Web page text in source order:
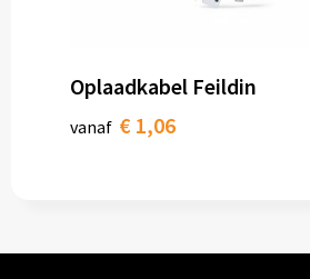
Oplaadkabel Feildin
vanaf € 1,06